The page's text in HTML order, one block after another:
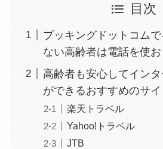
目次
ブッキングドットコム
ない高齢者は電話を使お
高齢者も安心してイン
ができるおすすめのサイ
楽天トラベル
Yahoo!トラベル
JTB